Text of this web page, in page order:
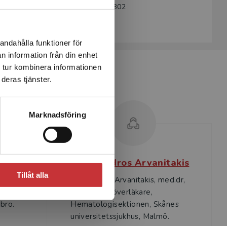
funktioner för
information från din enhet
kombinera informationen
tjänster.
Marknadsföring
Tillåt alla
Artikelnummer:
34109-SB02
Alexandros Arvanitakis
Alexandros Arvanitakis, med.dr,
biträdande överläkare,
Hematologisektionen, Skånes
universitetssjukhus, Malmö.